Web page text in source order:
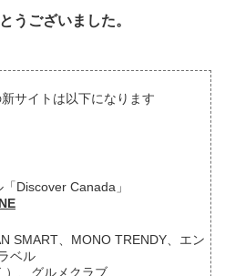
うございました。
サイトは以下になります
Discover Canada」
SMART、MONO TRENDY、エン
ベル
）、グルメクラブ